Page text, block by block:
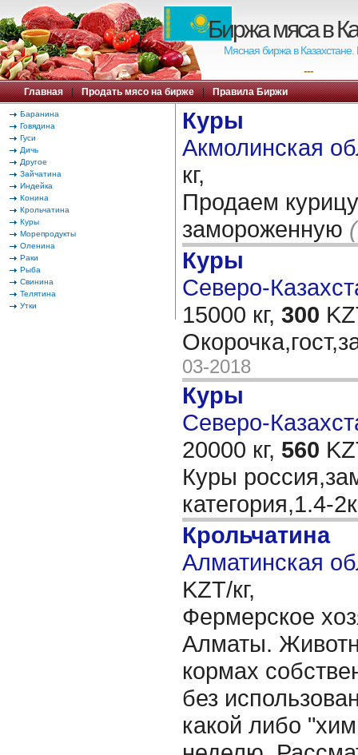
Биржа мяса в
Мясная биржа в
---
Главная | Продать мясо на бирже | Правила Биржи
Баранина
Говядина
Гуси
Дичь
Другое
Зайчатина
Индейка
Конина
Крольчатина
Куры
Морепродукты
Оленина
Раки
Рыба
Свинина
Телятина
Утки
Куры
Акмолинская
кг,
Продаем
замороженную
Куры
Северо-
15000 кг, 300
03-2018
Куры
Северо-
20000 кг, 560
Куры
категория,1.4-
Крольчатина
Алматинская
KZT/кг,
Фермерское
Алматы.
кормах
без
какой либо